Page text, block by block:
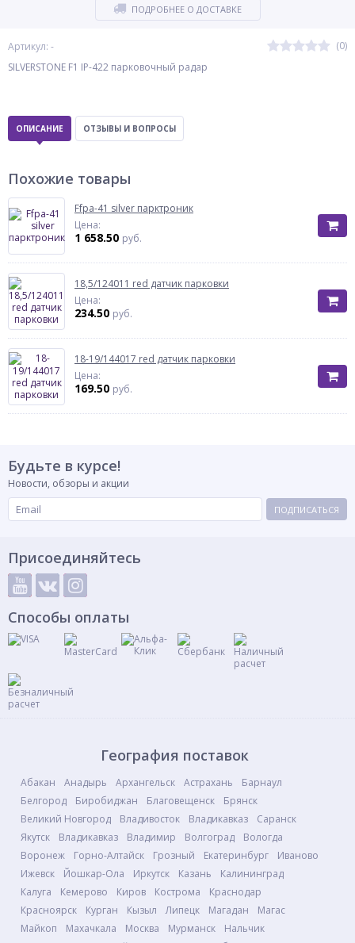
Артикул: -
(0)
SILVERSTONE F1 IP-422 парковочный радар
ПОДРОБНЕЕ О ДОСТАВКЕ
ОПИСАНИЕ ОТЗЫВЫ И ВОПРОСЫ
Похожие товары
Ffpa-41 silver парктроник
Цена:
1 658.50 руб.
18,5/124011 red датчик парковки
Цена:
234.50 руб.
18-19/144017 red датчик парковки
Цена:
169.50 руб.
Будьте в курсе!
Новости, обзоры и акции
ПОДПИСАТЬСЯ
Присоединяйтесь
Способы оплаты
География поставок
Абакан Анадырь Архангельск Астрахань
Барнаул
Белгород
Биробиджан Благовещенск
Брянск
Великий Новгород
Владивосток Владикавказ
Саранск
Якутск
Владикавказ Владимир Волгоград
Вологда
Воронеж
Горно-Алтайск Грозный Екатеринбург
Иваново
Ижевск
Йошкар-Ола Иркутск Казань
Калининград
Калуга
Кемерово Киров Кострома
Краснодар
Красноярск
Курган Кызыл Липецк Магадан
Магас
Майкоп
Махачкала Москва Мурманск
Нальчик